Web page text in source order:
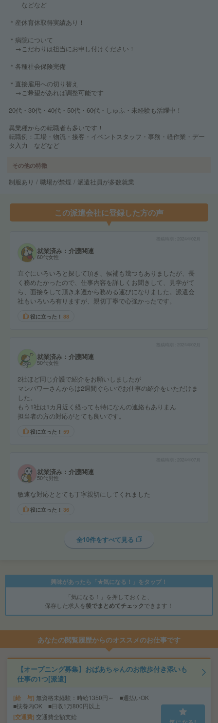
などなど
＊産休育休取得実績あり！
＊病院について
→こだわりは担当にお申し付けください！
＊各種社会保険完備
＊直接雇用への切り替え
→ご希望があれば調整可能です
20代・30代・40代・50代・60代・しゅふ・未経験も活躍中！
異業種からの転職者も多いです！
転職例：工場・物流・接客・イベントスタッフ・事務・軽作業・デー
タ入力 などなど
その他の特徴
制服あり / 職場が禁煙 / 派遣社員が多数就業
この派遣会社に登録した方の声
2024年02月
就業済み：介護関連
60代女性
直ぐにいろいろと探して頂き、候補も幾つもありましたが、長
く務めたかったので、仕事内容を詳しくお聞きして、見学がて
ら、面接をして頂き来週から務める運びになりました。派遣会
社もいろいろ有りますが、親切丁寧で心強かったです。
役に立った！ 88
2024年02月
就業済み：介護関連
50代女性
2社ほど同じ介護で紹介をお願いしましたが
マンパワーさんからは2週間ぐらいでお仕事の紹介をいただけま
した。
もう1社は1カ月近く経っても特になんの連絡もありまん
担当者の方の対応がとても良いです。
役に立った！ 59
2024年07月
就業済み：介護関連
50代男性
敏速な対応ととても丁寧親切にしてくれました
役に立った！ 36
全10件をすべて見る
興味があったら「★気になる！」をタップ！
「気になる！」を押しておくと、
保存した求人を後でまとめてチェックできます！
あなたの閲覧履歴からのオススメのお仕事です
【オープニング募集】おばあちゃんのお散歩付き添いも
仕事の1つ[派遣]
給 与 無資格未経験：時給1350円～ ■週払いOK
■扶養内OK ■日収1万800円以上
交通費 交通費全額支給